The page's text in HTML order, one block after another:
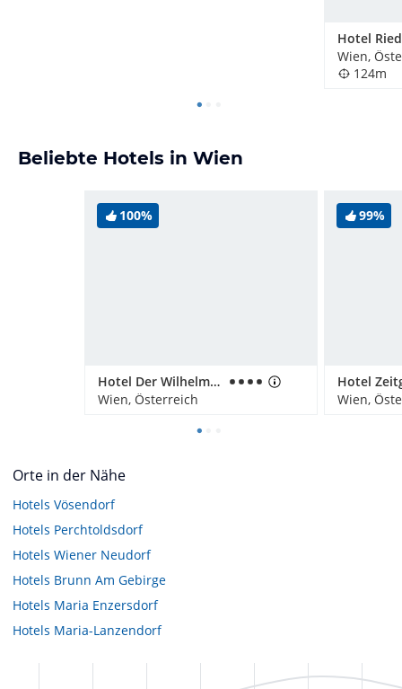
Hotel
Wien,
124m
Beliebte Hotels in Wien
100%
Hotel Der Wilhelmshof
Wien, Österreich
99%
Wien,
Orte in der Nähe
Hotels Vösendorf
Hotels Perchtoldsdorf
Hotels Wiener Neudorf
Hotels Brunn Am Gebirge
Hotels Maria Enzersdorf
Hotels Maria-Lanzendorf